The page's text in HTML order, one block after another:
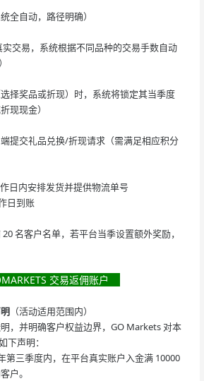
统全自动，路径明确）
实交易，系统根据不同品种的交易手数自动
择奖品或折现）时，系统将锁定其当季度
现现金）
提交礼品兑换/折现请求（需满足相应积分
日内安排发货并提供物流单号
日到账
名客户名单，若平台当季设置额外奖励，
交易返佣账户
（活动适用范围内）
，并明确客户权益边界，GO Markets 对本
下声明：
第三季度内，在平台真实账户入金满 10000
户。